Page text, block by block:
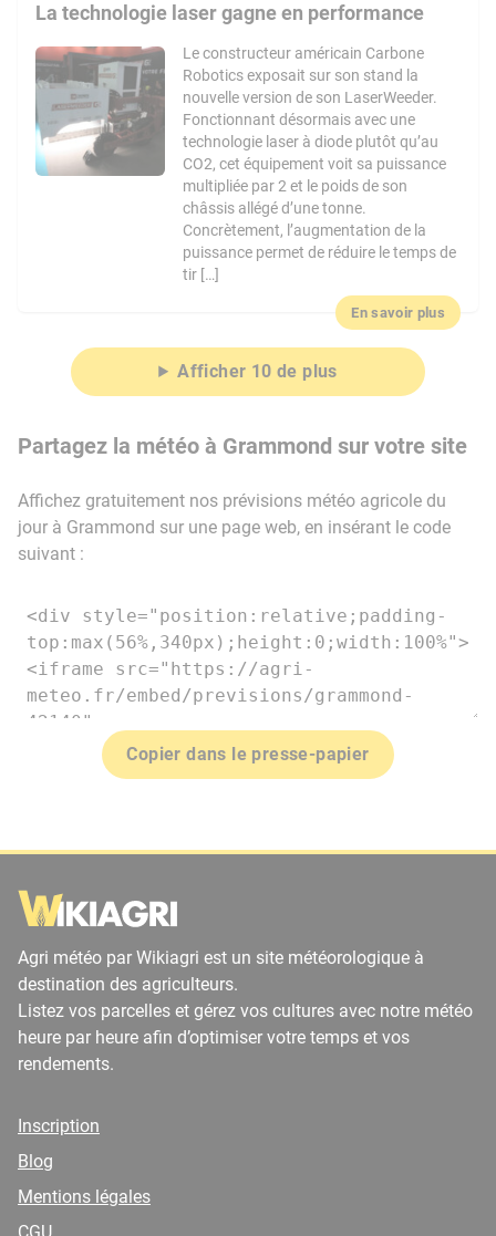
La technologie laser gagne en performance
Le constructeur américain Carbone
Robotics exposait sur son stand la
nouvelle version de son LaserWeeder.
Fonctionnant désormais avec une
technologie laser à diode plutôt qu’au
CO2, cet équipement voit sa puissance
multipliée par 2 et le poids de son
châssis allégé d’une tonne.
Concrètement, l’augmentation de la
puissance permet de réduire le temps de
tir […]
En savoir plus
Afficher 10 de plus
Partagez la météo à Grammond sur votre site
Affichez gratuitement nos prévisions météo agricole du
jour à Grammond sur une page web, en insérant le code
suivant :
Copier dans le presse-papier
Agri météo par Wikiagri est un site météorologique à
destination des agriculteurs.
Listez vos parcelles et gérez vos cultures avec notre météo
heure par heure afin d’optimiser votre temps et vos
rendements.
Inscription
Blog
Mentions légales